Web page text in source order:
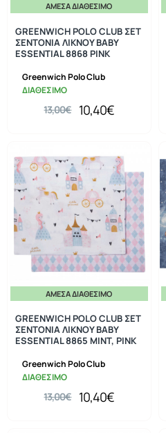
ΆΜΕΣΑ ΔΙΑΘΈΣΙΜΟ
Greenwich Polo Club
ΔΙΑΘΕΣΙΜΟ
GREENWICH POLO CLUB ΣΕΤ
ΣΕΝΤΟΝΙΑ ΛΙΚΝΟΥ ΒΑΒΥ
ESSENTIAL 8868 PINK
10,40€
13,00€
ΆΜΕΣΑ ΔΙΑΘΈΣΙΜΟ
Greenwich Polo Club
ΔΙΑΘΕΣΙΜΟ
GREENWICH POLO CLUB ΣΕΤ
ΣΕΝΤΟΝΙΑ ΛΙΚΝΟΥ ΒΑΒΥ
ESSENTIAL 8865 MINT, PINK
10,40€
13,00€